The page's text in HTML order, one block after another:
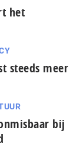
het
steeds meer
bij